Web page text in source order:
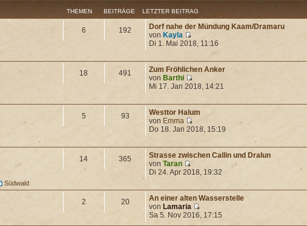
THEMEN BEITRÄGE LETZTER BEITRAG
6 192
Dorf nahe der Mündung Kaam/Dramaru
vonKayla
Di 1. Mai 2018, 11:16
18 491
Zum Fröhlichen Anker
vonBarthi
Mi 17. Jan 2018, 14:21
5 93
Westtor Halum
von Emma
Do 18. Jan 2018, 15:19
Südwald
14 365
Strasse zwischen Callin und Dralun
vonTaran
Di 24. Apr 2018, 19:32
2 20
An einer alten Wasserstelle
vonLamaria
Sa 5. Nov 2016, 17:15